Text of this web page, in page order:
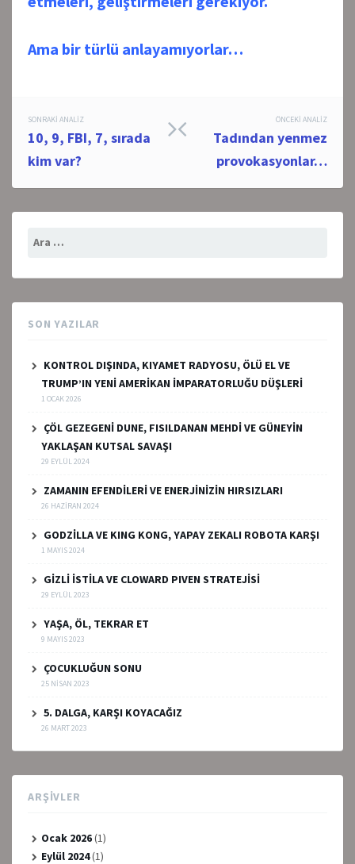
Ama bir türlü anlayamıyorlar…
Post
navigation
ÖNCEKI ANALIZ
Tadından yenmez
provokasyonlar…
SONRAKI ANALIZ
10, 9, FBI, 7, sırada
kim var?
Arama:
SON YAZILAR
KONTROL DIŞINDA, KIYAMET RADYOSU, ÖLÜ EL VE
TRUMP’IN YENİ AMERİKAN İMPARATORLUĞU DÜŞLERİ
1 OCAK 2026
ÇÖL GEZEGENİ DUNE, FISILDANAN MEHDİ VE GÜNEYİN
YAKLAŞAN KUTSAL SAVAŞI
29 EYLÜL 2024
ZAMANIN EFENDİLERİ VE ENERJİNİZİN HIRSIZLARI
26 HAZIRAN 2024
GODZİLLA VE KING KONG, YAPAY ZEKALI ROBOTA KARŞI
1 MAYIS 2024
GİZLİ İSTİLA VE CLOWARD PIVEN STRATEJİSİ
29 EYLÜL 2023
YAŞA, ÖL, TEKRAR ET
9 MAYIS 2023
ÇOCUKLUĞUN SONU
25 NISAN 2023
5. DALGA, KARŞI KOYACAĞIZ
26 MART 2023
ARŞIVLER
Ocak 2026(1)
Eylül 2024(1)